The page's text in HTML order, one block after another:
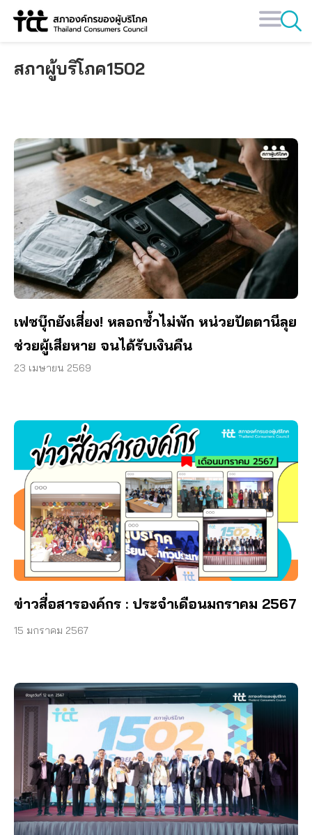
Skip
สภาผู้บริโภค1502
เฟซบุ๊กยังเสี่ยง! หลอกซ้ำไม่พัก หน่วยปัตตานีลุย
ช่วยผู้เสียหาย จนได้รับเงินคืน
23 เมษายน 2569
ข่าวสื่อสารองค์กร : ประจำเดือนมกราคม 2567
15 มกราคม 2567